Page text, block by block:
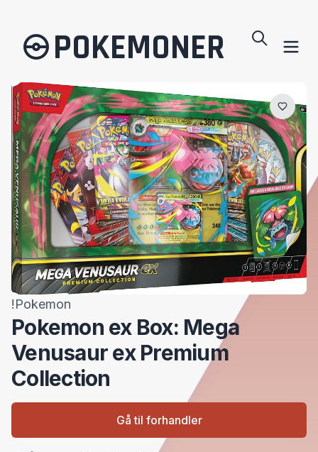
POKEMONER
!Pokemon
Pokemon ex Box: Mega
Venusaur ex Premium
Collection
Gå til forhandler